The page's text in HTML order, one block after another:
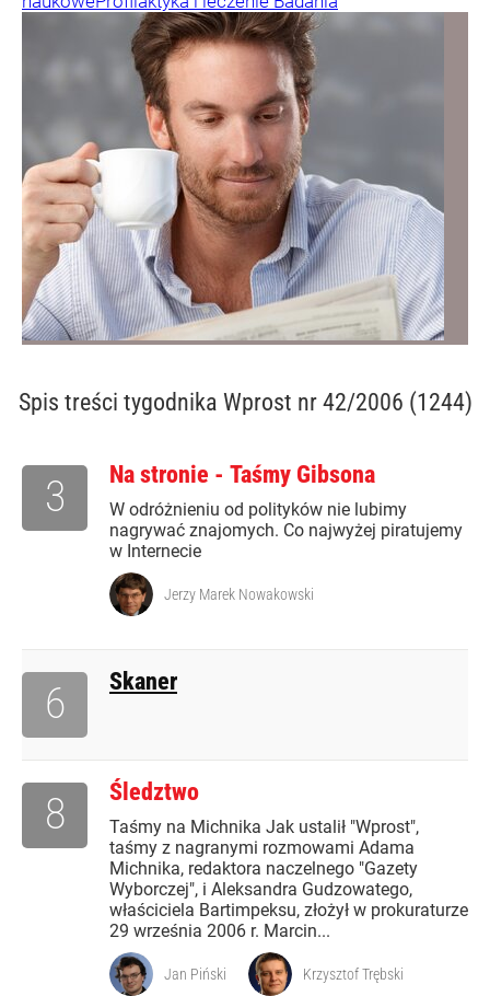
Spis treści tygodnika Wprost nr 42/2006 (1244)
Na stronie - Taśmy Gibsona
W odróżnieniu od polityków nie lubimy
nagrywać znajomych. Co najwyżej piratujemy
w Internecie
3
Jerzy Marek Nowakowski
Skaner
6
Śledztwo
Taśmy na Michnika Jak ustalił "Wprost",
taśmy z nagranymi rozmowami Adama
Michnika, redaktora naczelnego "Gazety
Wyborczej", i Aleksandra Gudzowatego,
właściciela Bartimpeksu, złożył w prokuraturze
29 września 2006 r. Marcin...
8
Jan Piński Krzysztof Trębski